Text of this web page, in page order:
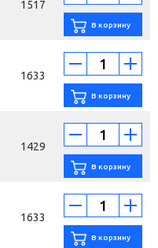
1517
1633
1429
1633